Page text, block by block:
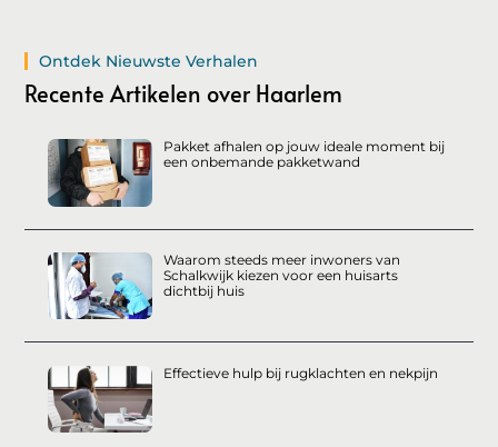
Ontdek Nieuwste Verhalen
Recente Artikelen over Haarlem
Pakket afhalen op jouw ideale moment bij
een onbemande pakketwand
Waarom steeds meer inwoners van
Schalkwijk kiezen voor een huisarts
dichtbij huis
Effectieve hulp bij rugklachten en nekpijn